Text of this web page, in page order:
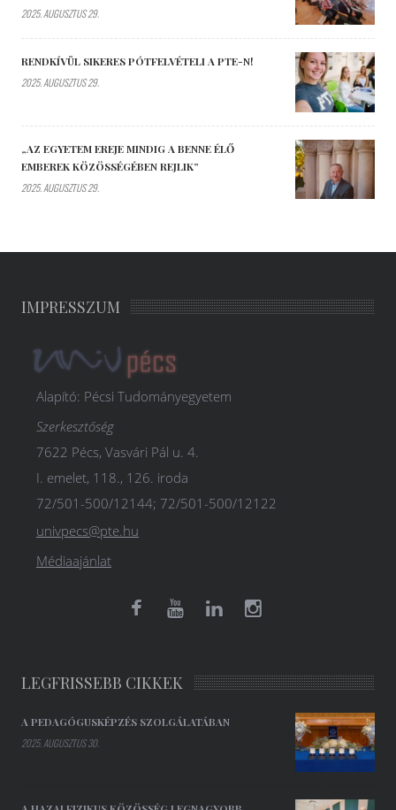
2025. AUGUSZTUS 29.
RENDKÍVÜL SIKERES PÓTFELVÉTELI A PTE-N!
2025. AUGUSZTUS 29.
„AZ EGYETEM EREJE MINDIG A BENNE ÉLŐ
EMBEREK KÖZÖSSÉGÉBEN REJLIK”
2025. AUGUSZTUS 29.
IMPRESSZUM
Alapító: Pécsi Tudományegyetem
Szerkesztőség
7622 Pécs, Vasvári Pál u. 4.
I. emelet, 118., 126. iroda
72/501-500/12144; 72/501-500/12122
univpecs@pte.hu
Médiaajánlat
LEGFRISSEBB CIKKEK
A PEDAGÓGUSKÉPZÉS SZOLGÁLATÁBAN
2025. AUGUSZTUS 30.